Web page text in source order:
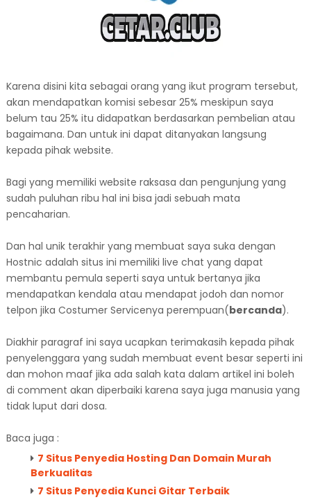
Karena disini kita sebagai orang yang ikut program tersebut,
akan mendapatkan komisi sebesar 25% meskipun saya
belum tau 25% itu didapatkan berdasarkan pembelian atau
bagaimana. Dan untuk ini dapat ditanyakan langsung
kepada pihak website.
Bagi yang memiliki website raksasa dan pengunjung yang
sudah puluhan ribu hal ini bisa jadi sebuah mata
pencaharian.
Dan hal unik terakhir yang membuat saya suka dengan
Hostnic adalah situs ini memiliki live chat yang dapat
membantu pemula seperti saya untuk bertanya jika
mendapatkan kendala atau mendapat jodoh dan nomor
telpon jika Costumer Servicenya perempuan(bercanda).
Diakhir paragraf ini saya ucapkan terimakasih kepada pihak
penyelenggara yang sudah membuat event besar seperti ini
dan mohon maaf jika ada salah kata dalam artikel ini boleh
di comment akan diperbaiki karena saya juga manusia yang
tidak luput dari dosa.
Baca juga :
7 Situs Penyedia Hosting Dan Domain Murah
Berkualitas
7 Situs Penyedia Kunci Gitar Terbaik